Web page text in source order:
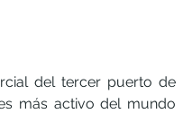
del tercer puerto de
más activo del mundo